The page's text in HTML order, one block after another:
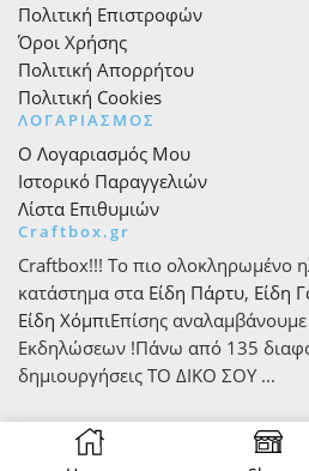
Πολιτική Επιστροφών
Όροι Χρήσης
Πολιτική Απορρήτου
Πολιτική Cookies
ΛΟΓΑΡΙΑΣΜΟΣ
Ο Λογαριασμός Μου
Ιστορικό Παραγγελιών
Λίστα Επιθυμιών
Craftbox.gr
Craftbox!!! Το πιο ολοκληρωμένο
κατάστημα στα Είδη Πάρτυ, Είδη
Είδη ΧόμπιΕπίσης
Εκδηλώσεων !Πάνω από 135
δημιουργήσεις ΤΟ ΔΙΚΟ ΣΟΥ ...